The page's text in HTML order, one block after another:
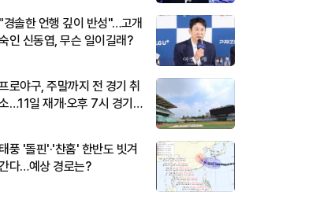
"경솔한 언행 깊이 반성"…고개
인 신동엽, 무슨 일이길래?
로야구, 주말까지 전 경기 취
…11일 재개·오후 7시 경기
태풍 '돌핀'·'찬홈' 한반도 빗겨
다…예상 경로는?